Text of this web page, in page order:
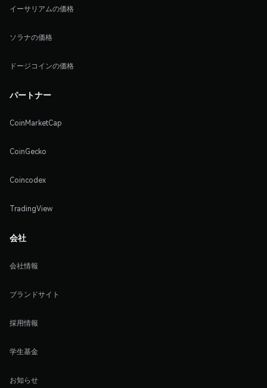
イーサリアムの価格
ソラナの価格
ドージコインの価格
パートナー
CoinMarketCap
CoinGecko
Coincodex
TradingView
会社
会社情報
ブランドサイト
採用情報
学生基金
お知らせ